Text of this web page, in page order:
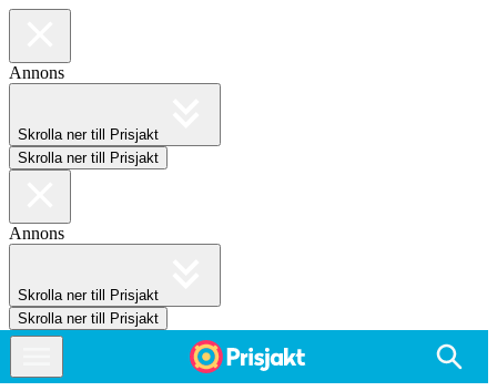
Annons
Skrolla ner till Prisjakt
Skrolla ner till Prisjakt
Annons
Skrolla ner till Prisjakt
Skrolla ner till Prisjakt